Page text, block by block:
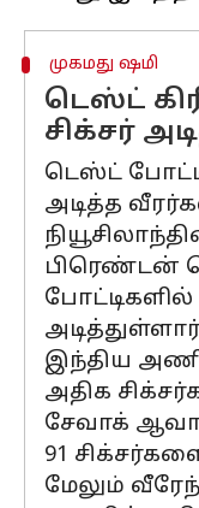
முகமது ஷமி
டெஸ்ட்
சிக்சர்
டெஸ்ட்
அடித்த
பிரெண்டன்
போட்டிகளில்
இந்திய
அதிக
சேவாக்
91
மேலும்